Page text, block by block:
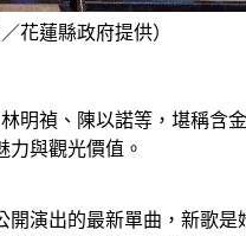
花蓮縣政府提供）
明禎、陳以諾等，堪稱含
與觀光價值。
演出的最新單曲，新歌